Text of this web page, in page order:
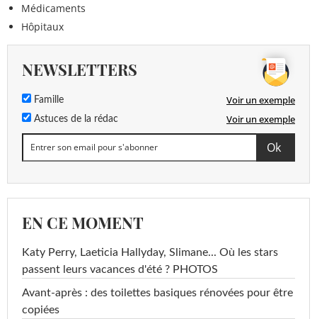
Médicaments
Hôpitaux
NEWSLETTERS
Famille Voir un exemple
Astuces de la rédac Voir un exemple
EN CE MOMENT
Katy Perry, Laeticia Hallyday, Slimane... Où les stars
passent leurs vacances d'été ? PHOTOS
Avant-après : des toilettes basiques rénovées pour être
copiées